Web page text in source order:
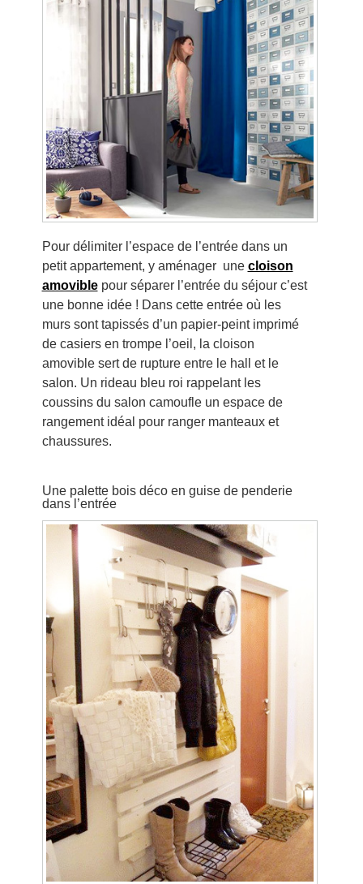
Pour délimiter l’espace de l’entrée dans un
petit appartement, y aménager une cloison
amoviblepour séparer l’entrée du séjour c’est
une bonne idée ! Dans cette entrée où les
murs sont tapissés d’un papier-peint imprimé
de casiers en trompe l’oeil, la cloison
amovible sert de rupture entre le hall et le
salon. Un rideau bleu roi rappelant les
coussins du salon camoufle un espace de
rangement idéal pour ranger manteaux et
chaussures.
Une palette bois déco en guise de penderie
dans l’entrée